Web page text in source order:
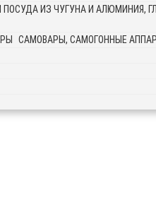
САМОВАРЫ, САМОГОННЫЕ